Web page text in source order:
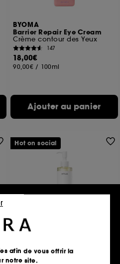
BYOMA
Barrier Repair Eye Cream
Crème contour des Yeux
147
18,00€
90,00€ / 100ml
Ajouter au panier
ANUA
Heartleaf Pore Control
56
Hot on social
afin de vous offrir la
notre site.